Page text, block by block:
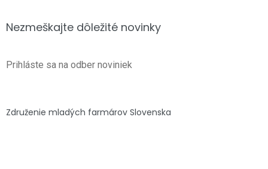
Nezmeškajte dôležité novinky
Prihláste sa na odber noviniek
Združenie mladých farmárov Slovenska